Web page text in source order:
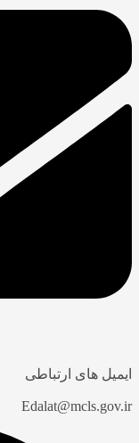
ایمیل های ارتباطی
Edalat@mcls.gov.ir